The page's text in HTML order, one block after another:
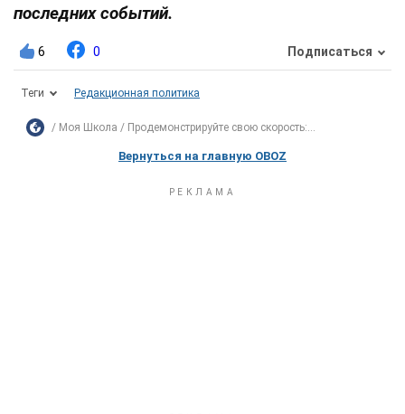
последних событий.
6 0 Подписаться
Теги Редакционная политика
Моя Школа Продемонстрируйте свою скорость:...
Вернуться на главную OBOZ